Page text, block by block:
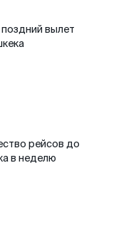
вылет
рейсов до
в неделю